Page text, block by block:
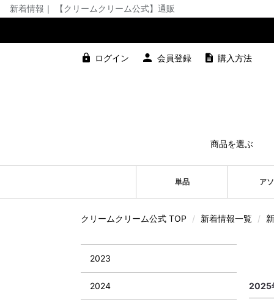
新着情報｜ 【クリームクリーム公式】通販
ログイン 会員登録 購入方法
商品を選ぶ
単品 ア
クリームクリーム公式 TOP / 新着情報一覧 /
2023
2024 2025